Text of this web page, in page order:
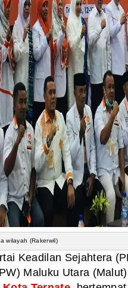
wilayah (Rakerwil)
Keadilan Sejahtera
Maluku Utara